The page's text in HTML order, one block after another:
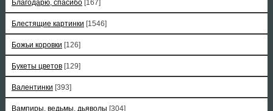
Благодарю, спасибо [167]
Блестящие картинки [1546]
Божьи коровки [126]
Букеты цветов [129]
Валентинки [393]
Вампиры, ведьмы, дьяволы [304]